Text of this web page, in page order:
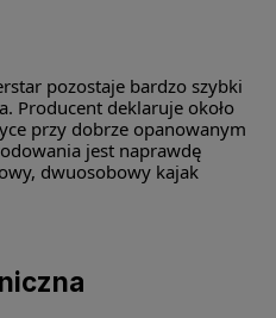
pozostaje bardzo szybki
Producent deklaruje około
przy dobrze opanowanym
jest naprawdę
dwuosobowy kajak